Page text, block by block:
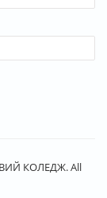
КОЛЕДЖ. All